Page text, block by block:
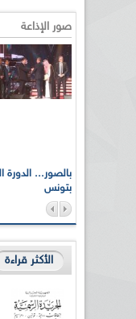
صور الإذاعة
بتونس
الأكثر قراءة